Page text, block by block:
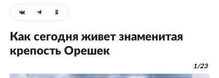
Как сегодня живет знаменитая
крепость Орешек
1/23